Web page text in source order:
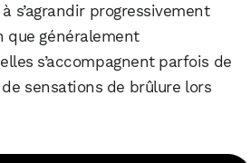
s’agrandir progressivement
que généralement
s’accompagnent parfois de
sensations de brûlure lors